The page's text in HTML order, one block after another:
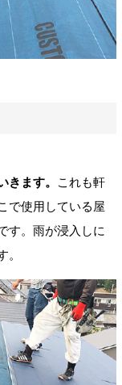
きます。
これも軒
で使用している屋
す。雨が浸入しに
。